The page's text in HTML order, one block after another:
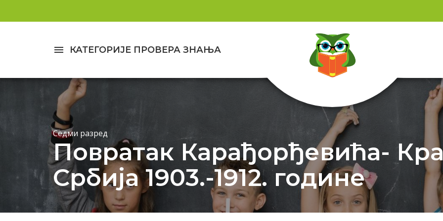
menu КАТЕГОРИЈЕ ПРОВЕРА ЗНАЊА
Седми разред
Повратак Карађорђевића-
Србија 1903.-1912. године